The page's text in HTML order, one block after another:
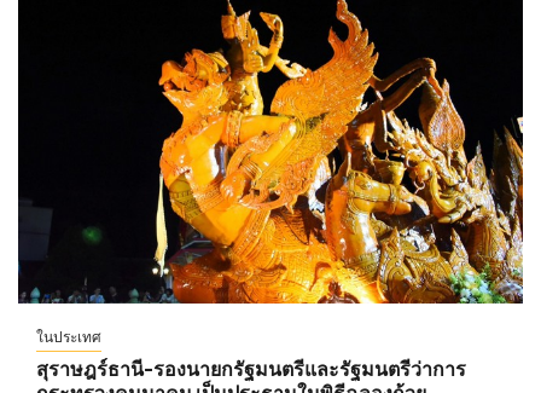
ในประเทศ
สุราษฎร์ธานี-รองนายกรัฐมนตรีและรัฐมนตรีว่าการ